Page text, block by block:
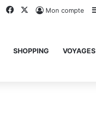
FacebookMon compte
SHOPPING VOYAGES